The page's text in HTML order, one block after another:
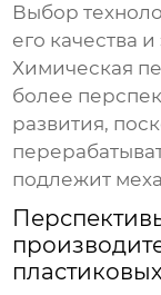
Выбор
его качества
Химическая
более
развития,
подлежит